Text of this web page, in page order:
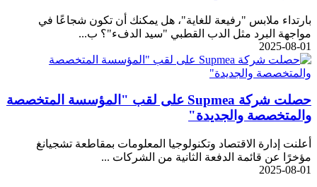
بارتداء ملابس "رفيعة للغاية"، هل يمكنك أن تكون شجاعًا في
مواجهة البرد مثل الدب القطبي "سيد الدفء"؟ ب...
2025-08-01
حصلت شركة Supmea على لقب "المؤسسة المتخصصة
والمتخصصة والجديدة"
أعلنت إدارة الاقتصاد وتكنولوجيا المعلومات بمقاطعة تشجيانغ
مؤخرًا عن قائمة الدفعة الثانية من الشركات ...
2025-08-01